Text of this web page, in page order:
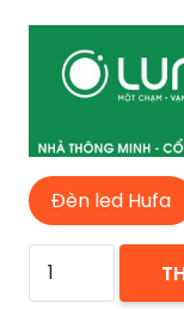
Đèn led Hufa
Đèn
led